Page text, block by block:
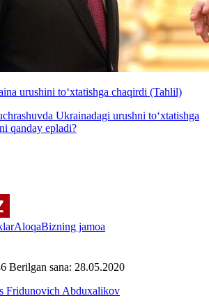
urushini to‘xtatishga chaqirdi (Tahlil)
Ukrainadagi urushni to‘xtatishga
qanday epladi?
AloqaBizning jamoa
Berilgan sana: 28.05.2020
Fridunovich Abduxalikov